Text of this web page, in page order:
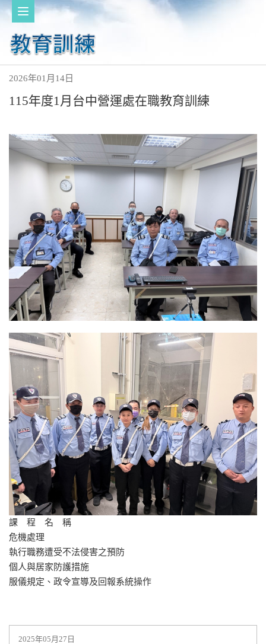
2025年05月27日
2026年01月14日
115年度1月台中營運處在職教育訓練
課 程 名 稱
危機處理
執行職務遭受不法侵害之預防
個人與居家防護措施
服儀規定、政令宣導及回報系統操作